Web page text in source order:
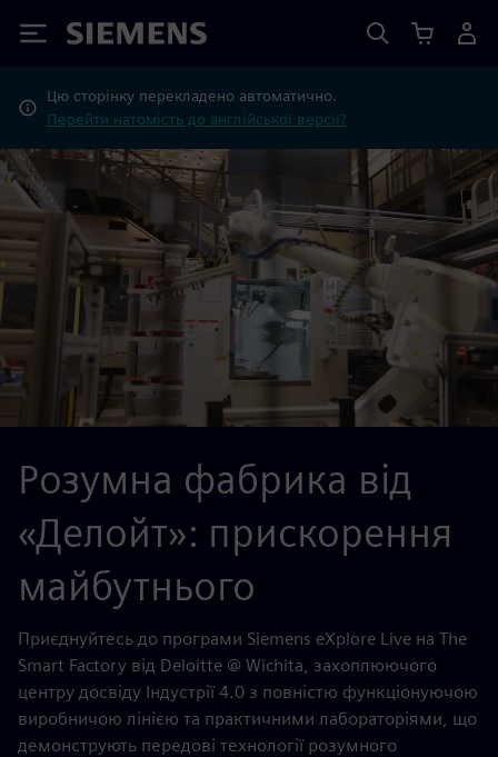
Siemens
Цю сторінку перекладено автоматично.
Перейти натомість до англійської версії?
Розумна фабрика від
«Делойт»: прискорення
майбутнього
Приєднуйтесь до програми Siemens eXplore Live на The
Smart Factory від Deloitte @ Wichita, захоплюючого
центру досвіду Індустрії 4.0 з повністю функціонуючою
виробничою лінією та практичними лабораторіями, що
демонструють передові технології розумного